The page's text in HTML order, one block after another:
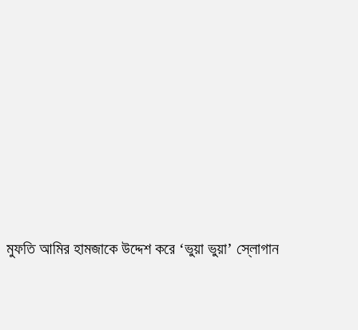
মুফতি আমির হামজাকে উদ্দেশ করে ‘ভুয়া ভুয়া’ স্লোগান